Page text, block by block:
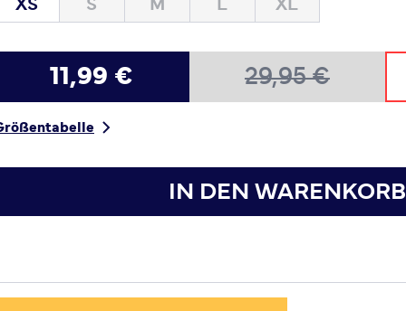
XS S M L XL
11,99 € 29,95 €
IN DEN WARENKORB